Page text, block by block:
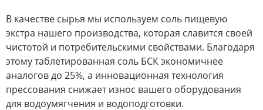
В качестве сырья мы используем соль пищевую
экстра нашего производства, которая славится своей
чистотой и потребительскими свойствами. Благодаря
этому таблетированная соль БСК экономичнее
аналогов до 25%, а инновационная технология
прессования снижает износ вашего оборудования
для водоумягчения и водоподготовки.